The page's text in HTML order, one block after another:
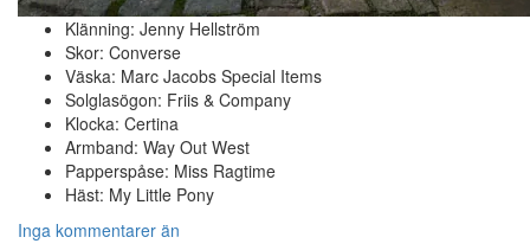
Klänning: Jenny Hellström
Skor: Converse
Väska: Marc Jacobs Special Items
Solglasögon: Friis & Company
Klocka: Certina
Armband: Way Out West
Papperspåse: Miss Ragtime
Häst: My Little Pony
Inga kommentarer än